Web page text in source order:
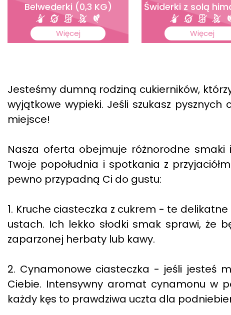
Belwederki (0,3 KG)
Więcej
Świderki z solą
Więcej
Jesteśmy dumną rodziną cukierników,
wyjątkowe wypieki. Jeśli szukasz
miejsce!
Nasza oferta obejmuje różnorodne
Twoje popołudnia i spotkania z
pewno przypadną Ci do gustu:
1. Kruche ciasteczka z cukrem - te
ustach. Ich lekko słodki smak sprawi, że
zaparzonej herbaty lub kawy.
2. Cynamonowe ciasteczka - jeśli jesteś
Ciebie. Intensywny aromat cynamonu w
każdy kęs to prawdziwa uczta dla